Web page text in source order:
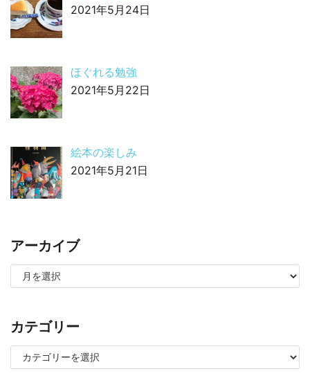
2021年5月24日
ほぐれる勉強
2021年5月22日
絵本の楽しみ
2021年5月21日
アーカイブ
カテゴリー